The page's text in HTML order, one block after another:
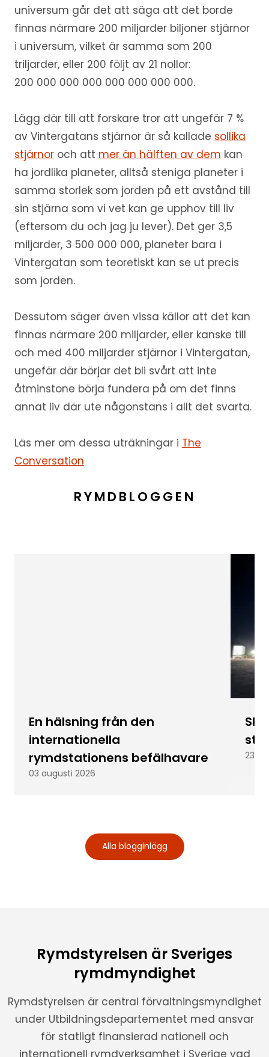
universum går det att säga att det borde
finnas närmare 200 miljarder biljoner stjärnor
i universum, vilket är samma som 200
triljarder, eller 200 följt av 21 nollor:
200 000 000 000 000 000 000 000.
Lägg där till att forskare tror att ungefär 7 %
av Vintergatans stjärnor är så kallade sollika
stjärnoroch att mer än hälften av dem kan
ha jordlika planeter, alltså steniga planeter i
samma storlek som jorden på ett avstånd till
sin stjärna som vi vet kan ge upphov till liv
(eftersom du och jag ju lever). Det ger 3,5
miljarder, 3 500 000 000, planeter bara i
Vintergatan som teoretiskt kan se ut precis
som jorden.
Dessutom säger även vissa källor att det kan
finnas närmare 200 miljarder, eller kanske till
och med 400 miljarder stjärnor i Vintergatan,
ungefär där börjar det bli svårt att inte
åtminstone börja fundera på om det finns
annat liv där ute någonstans i allt det svarta.
Läs mer om dessa uträkningar i The
Conversation
RYMDBLOGGEN
En hälsning från den
internationella
rymdstationens befälhavare
03 augusti 2026
23
Alla blogginlägg
Rymdstyrelsen är Sveriges
rymdmyndighet
Rymdstyrelsen är central förvaltningsmyndighet
under Utbildningsdepartementet med ansvar
för statligt finansierad nationell och
internationell rymdverksamhet i Sverige vad